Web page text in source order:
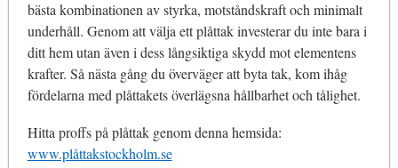
bästa kombinationen av styrka, motståndskraft och minimalt
underhåll. Genom att välja ett plåttak investerar du inte bara i
ditt hem utan även i dess långsiktiga skydd mot elementens
krafter. Så nästa gång du överväger att byta tak, kom ihåg
fördelarna med plåttakets överlägsna hållbarhet och tålighet.
Hitta proffs på plåttak genom denna hemsida:
www.plåttakstockholm.se